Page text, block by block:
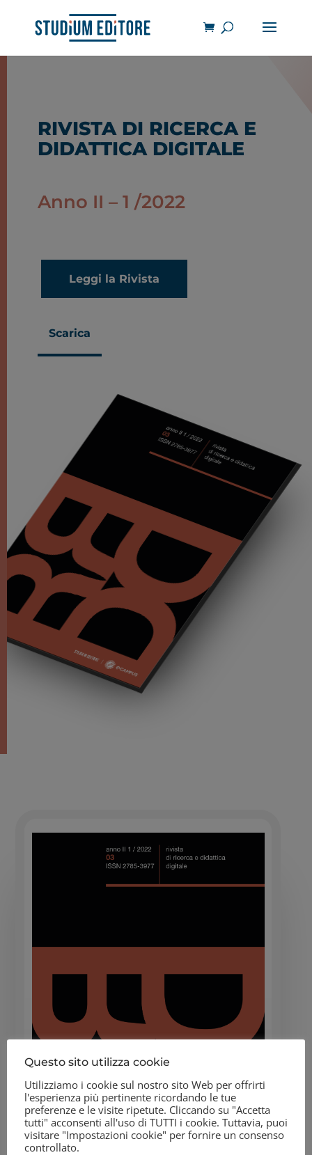
RIVISTA DI RICERCA E
DIDATTICA DIGITALE
Anno II – 1 /2022
Leggi la Rivista
Scarica
Questo sito utilizza cookie
Utilizziamo i cookie sul nostro sito Web per offrirti
l'esperienza più pertinente ricordando le tue
preferenze e le visite ripetute. Cliccando su "Accetta
tutti" acconsenti all'uso di TUTTI i cookie. Tuttavia, puoi
visitare "Impostazioni cookie" per fornire un consenso
controllato.